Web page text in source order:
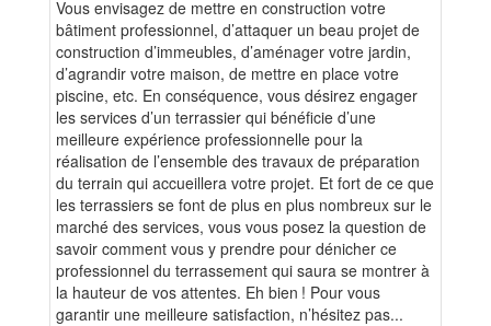
Vous envisagez de mettre en construction votre
bâtiment professionnel, d’attaquer un beau projet de
construction d’immeubles, d’aménager votre jardin,
d’agrandir votre maison, de mettre en place votre
piscine, etc. En conséquence, vous désirez engager
les services d’un terrassier qui bénéficie d’une
meilleure expérience professionnelle pour la
réalisation de l’ensemble des travaux de préparation
du terrain qui accueillera votre projet. Et fort de ce que
les terrassiers se font de plus en plus nombreux sur le
marché des services, vous vous posez la question de
savoir comment vous y prendre pour dénicher ce
professionnel du terrassement qui saura se montrer à
la hauteur de vos attentes. Eh bien ! Pour vous
garantir une meilleure satisfaction, n’hésitez pas...